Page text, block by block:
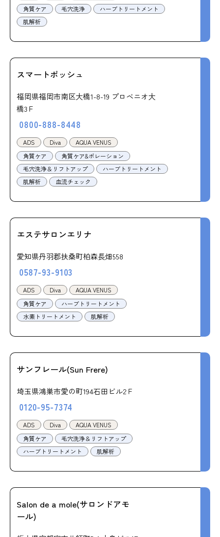
角質ケア
毛穴洗浄
ハーブトリートメント
肌解析
スマートポッシュ
福岡県福岡市南区大橋1-8-19 プロベニオ大
橋3Ｆ
0800-888-8448
ADS Diva
AQUA VENUS
角質ケア
角質ケア&ポレーション
毛穴洗浄＆リフトアップ
ハーブトリートメント
肌解析
血流チェック
エステサロンエリナ
愛知県丹羽郡扶桑町柏森長畑558
0587-93-9103
ADS Diva
AQUA VENUS
角質ケア
ハーブトリートメント
水素トリートメント
肌解析
サンフレール(Sun Frere)
埼玉県鴻巣市愛の町194石田ビル2Ｆ
0120-95-7374
ADS Diva
AQUA VENUS
角質ケア
毛穴洗浄＆リフトアップ
ハーブトリートメント
肌解析
Salon de a mole(サロンドアモ
ール)